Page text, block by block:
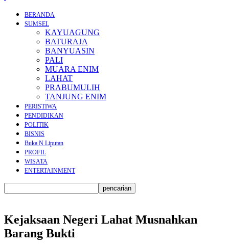
BERANDA
SUMSEL
KAYUAGUNG
BATURAJA
BANYUASIN
PALI
MUARA ENIM
LAHAT
PRABUMULIH
TANJUNG ENIM
PERISTIWA
PENDIDIKAN
POLITIK
BISNIS
Buka N Liputan
PROFIL
WISATA
ENTERTAINMENT
Kejaksaan Negeri Lahat Musnahkan
Barang Bukti